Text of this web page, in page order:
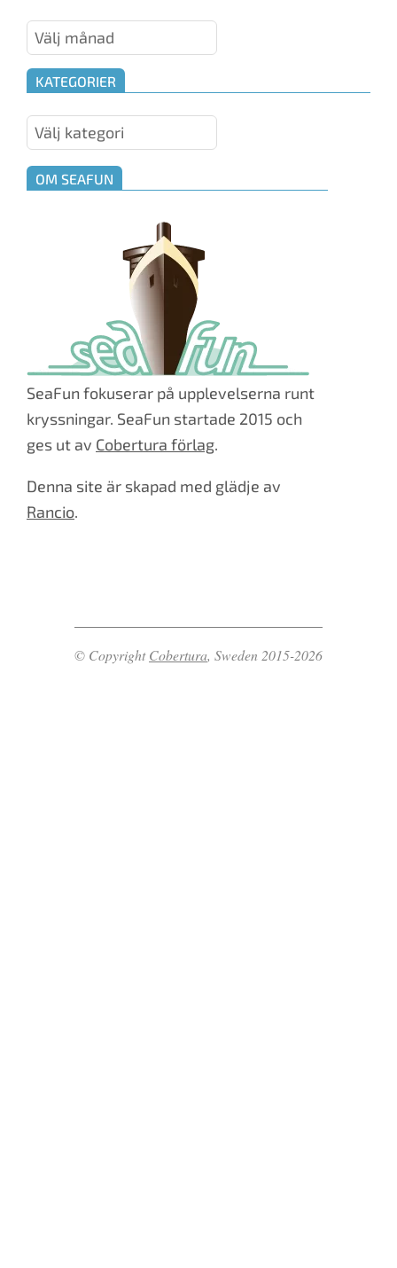
Maskinrummet
KATEGORIER
Kategorier
OM SEAFUN
SeaFun fokuserar på upplevelserna runt
kryssningar. SeaFun startade 2015 och
ges ut av Cobertura förlag.
Denna site är skapad med glädje av
Rancio.
© CopyrightCobertura, Sweden 2015-2026